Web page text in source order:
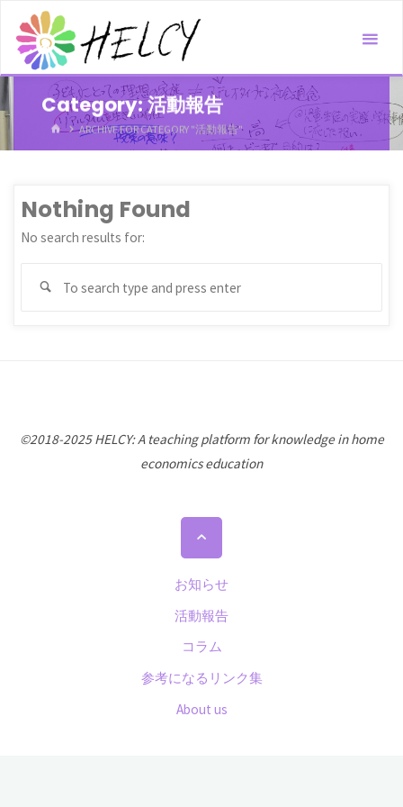
content
Category:活動報告
HOMEARCHIVE FOR CATEGORY "活動報告"
Nothing Found
No search results for:
Search
©2018-2025 HELCY: A teaching platform for knowledge in home
economics education
お知らせ
活動報告
コラム
参考になるリンク集
About us
Back
to
Top